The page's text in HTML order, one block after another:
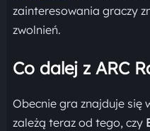
zainteresowania graczy
zwolnień.
Co dalej z ARC
Obecnie gra znajduje się
zależą teraz od tego, czy